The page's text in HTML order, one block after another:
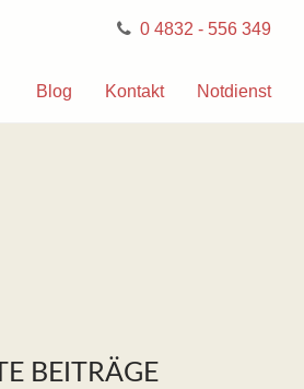
0 4832 - 556 349
Blog Kontakt Notdienst
BEITRÄGE